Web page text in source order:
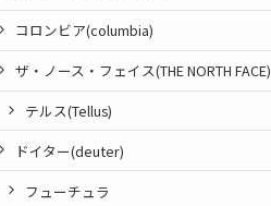
コロンビア(columbia)
ザ・ノース・フェイス(THE NORTH FACE)
テルス(Tellus)
ドイター(deuter)
フューチュラ